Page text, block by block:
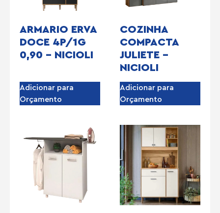
ARMARIO ERVA
DOCE 4P/1G
0,90 – NICIOLI
Adicionar para
Orçamento
COZINHA
COMPACTA
JULIETE –
NICIOLI
Adicionar para
Orçamento